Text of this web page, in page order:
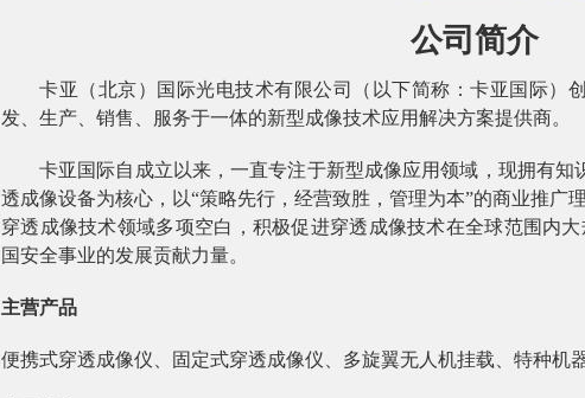
公司简介
卡亚（北京）国际光电技术有限公司（以下简称：卡亚国际）
发、生产、销售、服务于一体的新型成像技术应用解决方案提供商。
卡亚国际自成立以来，一直专注于新型成像应用领域，现拥有知
透成像设备为核心，以“策略先行，经营致胜，管理为本”的商业推广
穿透成像技术领域多项空白，积极促进穿透成像技术在全球范围内
国安全事业的发展贡献力量。
主营产品
便携式穿透成像仪、固定式穿透成像仪、多旋翼无人机挂载、特种机